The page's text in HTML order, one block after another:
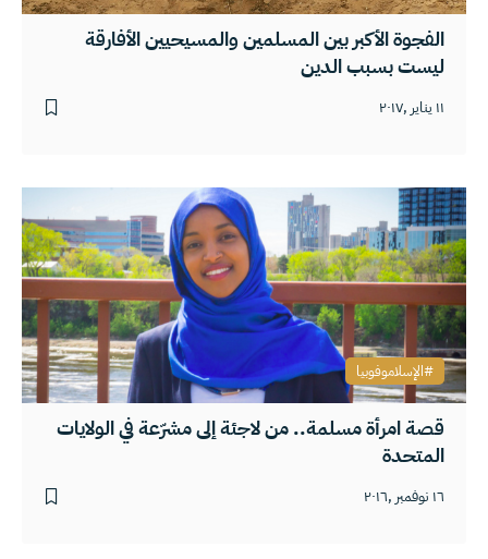
الفجوة الأكبر بين المسلمين والمسيحيين الأفارقة
ليست بسبب الدين
١١ يناير ,٢٠١٧
قصة امرأة مسلمة.. من لاجئة إلى مشرّعة في الولايات
المتحدة
١٦ نوفمبر ,٢٠١٦
الإسلاموفوبيا